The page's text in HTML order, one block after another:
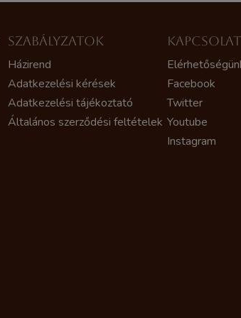
SZABÁLYZATOK
Házirend
Adatkezelési kérések
Adatkezelési tájékoztató
Általános szerződési feltételek
KAPCSOLAT
Facebook
Twitter
Youtube
Instagram